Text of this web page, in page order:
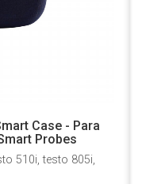
Case - Para
Probes
510i, testo 805i,